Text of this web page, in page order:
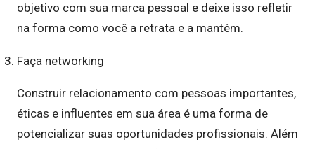
objetivo com sua marca pessoal e deixe isso refletir
na forma como você a retrata e a mantém.
Faça networking
Construir relacionamento com pessoas importantes,
éticas e influentes em sua área é uma forma de
potencializar suas oportunidades profissionais. Além